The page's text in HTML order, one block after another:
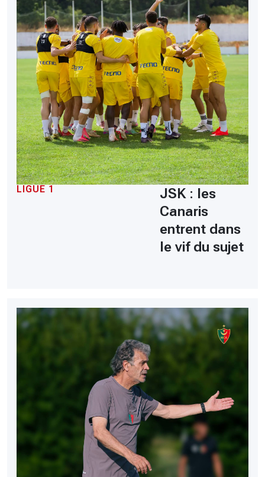
LIGUE 1
JSK : les
Canaris
entrent dans
le vif du sujet